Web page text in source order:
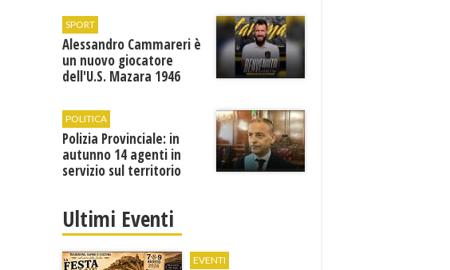
SPORT
Alessandro Cammareri è
un nuovo giocatore
dell'U.S. Mazara 1946
POLITICA
Polizia Provinciale: in
autunno 14 agenti in
servizio sul territorio
Ultimi Eventi
EVENTI